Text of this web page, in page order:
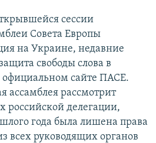
сессии
Совета Европы
на Украине, недавние
свободы слова в
официальном сайте ПАСЕ.
ассамблея рассмотрит
российской делегации,
года была лишена права
всех руководящих органов